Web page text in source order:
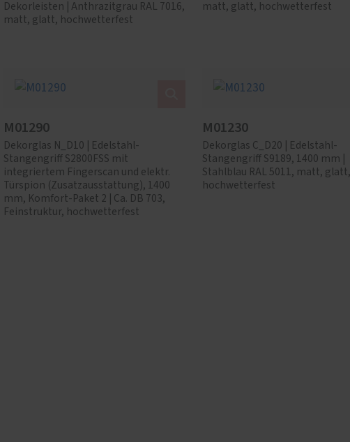
Dekorleisten | Anthrazitgrau RAL 7016,
matt, glatt, hochwetterfest
matt, glatt, hochwetterfest
M01290
Dekorglas N_D10 | Edelstahl-
Stangengriff S2800FSS mit
integriertem Fingerscan und elektr.
Türspion (Zusatzausstattung), 1400
mm, Komfort-Paket 2 | Ca. DB 703,
Feinstruktur, hochwetterfest
M01230
Dekorglas C_D20 | Edelstahl-
Stangengriff S9189, 1400 mm |
Stahlblau RAL 5011, matt, glatt,
hochwetterfest